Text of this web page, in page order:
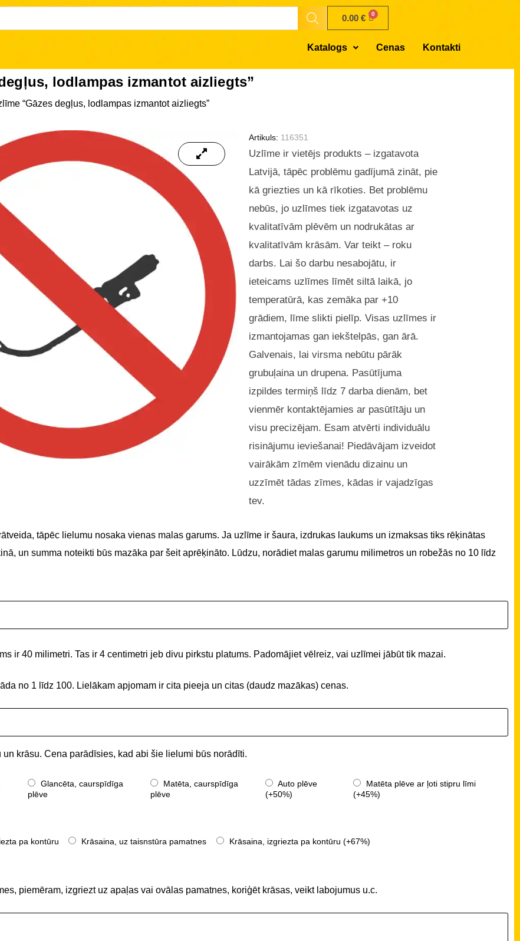
0.00€
Katalogs Cenas Kontakti
lodlampas izmantot aizliegts”
“Gāzes degļus, lodlampas izmantot aizliegts”
Artikuls: 116351
Uzlīme ir vietējs produkts – izgatavota
Latvijā, tāpēc problēmu gadījumā zināt, pie
kā griezties un kā rīkoties. Bet problēmu
nebūs, jo uzlīmes tiek izgatavotas uz
kvalitatīvām plēvēm un nodrukātas ar
kvalitatīvām krāsām. Var teikt – roku
darbs. Lai šo darbu nesabojātu, ir
ieteicams uzlīmes līmēt siltā laikā, jo
temperatūrā, kas zemāka par +10
grādiem, līme slikti pielīp. Visas uzlīmes ir
izmantojamas gan iekštelpās, gan ārā.
Galvenais, lai virsma nebūtu pārāk
grubuļaina un drupena. Pasūtījuma
izpildes termiņš līdz 7 darba dienām, bet
vienmēr kontaktējamies ar pasūtītāju un
visu precizējam. Esam atvērti individuālu
risinājumu ieviešanai! Piedāvājam izveidot
vairākām zīmēm vienādu dizainu un
uzzīmēt tādas zīmes, kādas ir vajadzīgas
tev.
tāpēc lielumu nosaka vienas malas garums. Ja uzlīme ir šaura, izdrukas laukums un izmaksas tiks rēķinātas
un summa noteikti būs mazāka par šeit aprēķināto. Lūdzu, norādiet malas garumu milimetros un robežās no 10 līdz
ir 40 milimetri. Tas ir 4 centimetri jeb divu pirkstu platums. Padomājiet vēlreiz, vai uzlīmei jābūt tik mazai.
no 1 līdz 100. Lielākam apjomam ir cita pieeja un citas (daudz mazākas) cenas.
un krāsu. Cena parādīsies, kad abi šie lielumi būs norādīti.
Glancēta, caurspīdīga
plēve
Matēta, caurspīdīga
plēve
Auto plēve
(+50%)
Matēta plēve ar ļoti stipru līmi
(+45%)
pa kontūru Krāsaina, uz taisnstūra pamatnes Krāsaina, izgriezta pa kontūru (+67%)
piemēram, izgriezt uz apaļas vai ovālas pamatnes, koriģēt krāsas, veikt labojumus u.c.